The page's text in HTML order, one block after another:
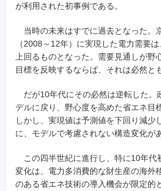
が利用された初事例である。
当時の未来はすでに過去となった。
（2008～12年）に実現した電力需要
上回るものとなった。需要見通しが野
目標を反映するならば、それは必然と
だが10年代にその必然は逆転した。
デルに戻り、野心度を高めた省エネ目
しかし、実現値は予測値を下回り減少
に、モデルで考慮されない構造変化が
この四半世紀に進行し、特に10年代
変化は、電力多消費的な財生産の海外
のある省エネ技術の導入機会が限定的